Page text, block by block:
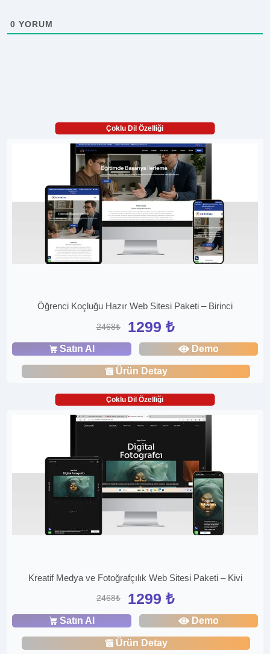
0 YORUM
Çoklu Dil Özelliği
Öğrenci Koçluğu Hazır Web Sitesi Paketi – Birinci
2468₺ 1299 ₺
Satın Al Demo
Ürün Detay
Çoklu Dil Özelliği
Kreatif Medya ve Fotoğrafçılık Web Sitesi Paketi – Kivi
2468₺ 1299 ₺
Satın Al Demo
Ürün Detay